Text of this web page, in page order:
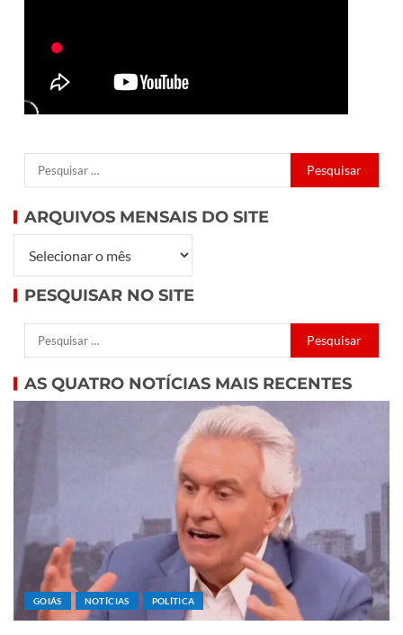
ARQUIVOS MENSAIS DO SITE
PESQUISAR NO SITE
AS QUATRO NOTÍCIAS MAIS RECENTES
GOIÁS NOTÍCIAS POLÍTICA